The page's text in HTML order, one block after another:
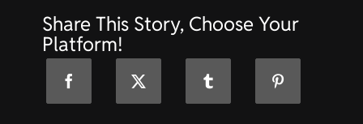
in
Oberglatt
Share This Story, Choose Your
Platform!